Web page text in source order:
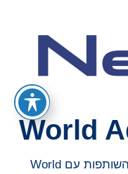
World
Corpay Cross-Border מרחיבה את השותפות עם World